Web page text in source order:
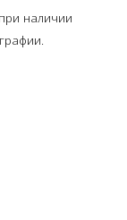
наличии